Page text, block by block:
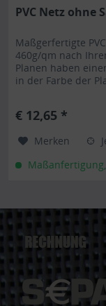
PVC Netz ohne
Maßgerfertigte
460g/qm nach
Planen haben
in der Farbe der
ist UV-stabilisiert
€ 12,65 *
Merken